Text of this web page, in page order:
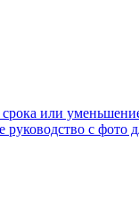
или
с фото